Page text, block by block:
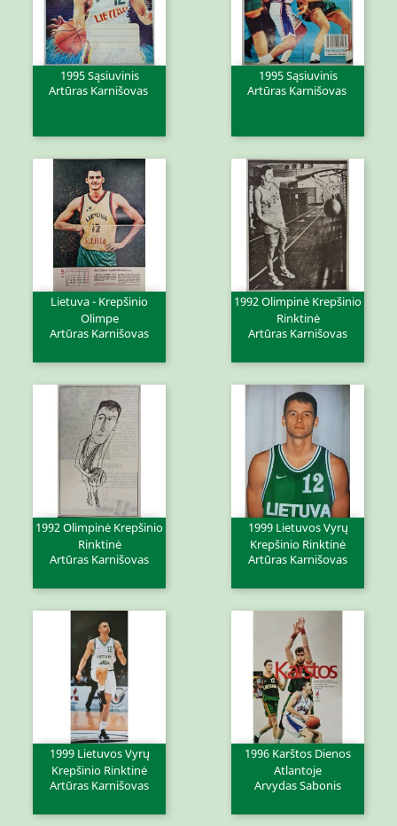
1995 Sąsiuvinis
Artūras Karnišovas
1995 Sąsiuvinis
Artūras Karnišovas
Lietuva - Krepšinio
Olimpe
Artūras Karnišovas
1992 Olimpinė Krepšinio
Rinktinė
Artūras Karnišovas
1992 Olimpinė Krepšinio
Rinktinė
Artūras Karnišovas
1999 Lietuvos Vyrų
Krepšinio Rinktinė
Artūras Karnišovas
1999 Lietuvos Vyrų
Krepšinio Rinktinė
Artūras Karnišovas
1996 Karštos Dienos
Atlantoje
Arvydas Sabonis